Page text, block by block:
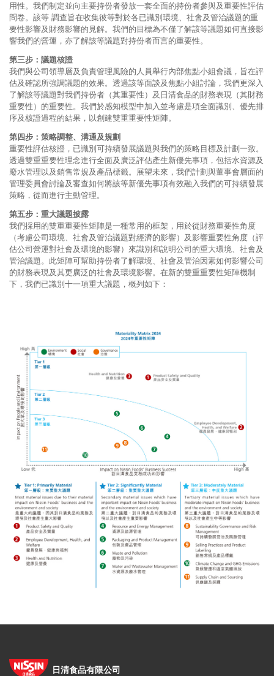
用性。我們制定並向主要持份者發放一套全面的持份者參與及重要性評估
問卷。該等 調查旨在收集彼等對於各已識別環境、社會及管治議題的重
要性影響及財務影響的見解。我們的目標為不僅了解該等議題如何直接影
響我們的營運，亦了解該等議題對持份者而言的重要性。
第三步：議題核證
我們與公司領導層及負責管理風險的人員舉行內部焦點小組會議，旨在評
估及確認所強調議題的效果。透過該等面談及焦點小組討論，我們更深入
了解該等議題對我們持份者（其重要性）及日清食品的財務表現（其財務
重要性）的重要性。我們於感知模型中加入並考慮是項全面識別、優先排
序及核證過程的結果，以創建雙重重要性矩陣。
第四步：策略調整、溝通及規劃
重要性評估核證，已識別可持續發展議題與我們的策略目標及計劃一致。
透過雙重重要性理念進行全面及廣泛評估產生新優先事項，包括水資源及
廢水管理以及銷售常規及產品標籤。展望未來，我們計劃與董事會層面的
管理委員會討論及審查如何將該等新優先事項有效融入我們的可持續發展
策略，從而進行主動管理。
第五步：重大議題披露
我們採用的雙重重要性矩陣是一種常用的框架，用於從財務重要性角度
（考慮公司環境、社會及管治議題對經濟的影響）及影響重要性角度（評
估公司營運對社會及環境的影響）來識別和說明公司的重大環境、社會及
管治議題。此矩陣可幫助持份者了解環境、社會及管治因素如何影響公司
的財務表現及其更廣泛的社會及環境影響。在新的雙重重要性矩陣機制
下，我們已識別十一項重大議題，概列如下：
日清食品有限公司